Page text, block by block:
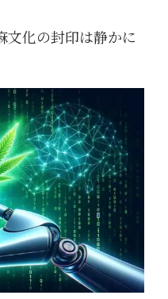
文化の封印は静かに